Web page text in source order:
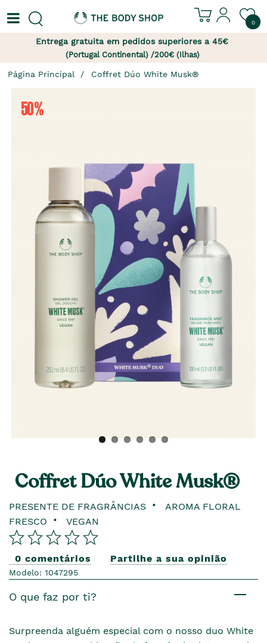
0
Entrega gratuita em pedidos superiores a 45€
(Portugal Continental) /200€ (Ilhas)
Página Principal Coffret Dúo White Musk®
Coffret Dúo White Musk®
PRESENTE DE FRAGRÂNCIAS
AROMA FLORAL
FRESCO
VEGAN
0 comentários Partilhe a sua opinião
Modelo: 1047295
O que faz por ti?
Surpreenda alguém especial com o nosso duo White